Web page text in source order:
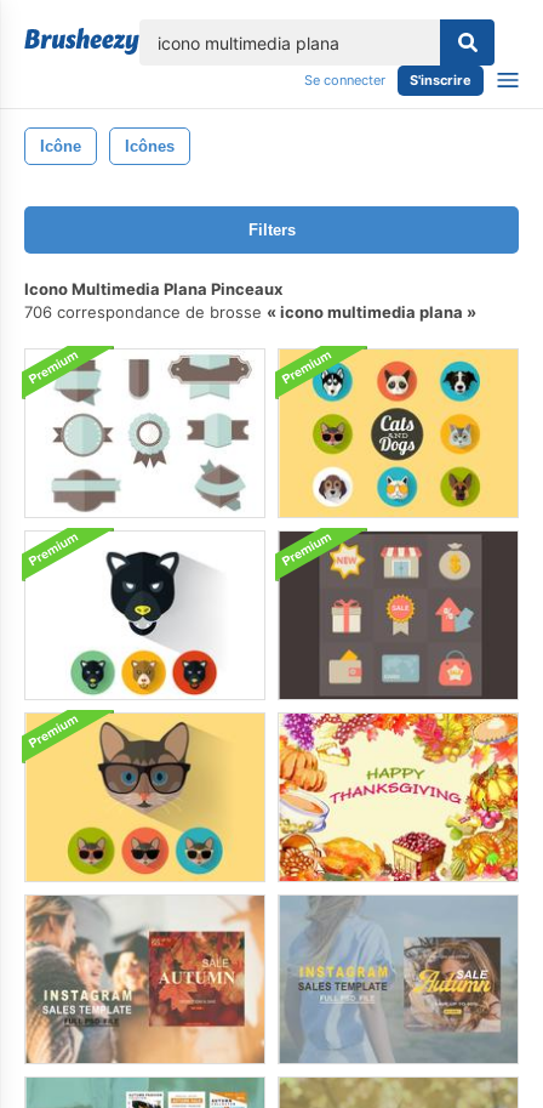
Se connecter S'inscrire
Icône Icônes
Filters
Icono Multimedia Plana Pinceaux
706 correspondance de brosse
icono multimedia plana